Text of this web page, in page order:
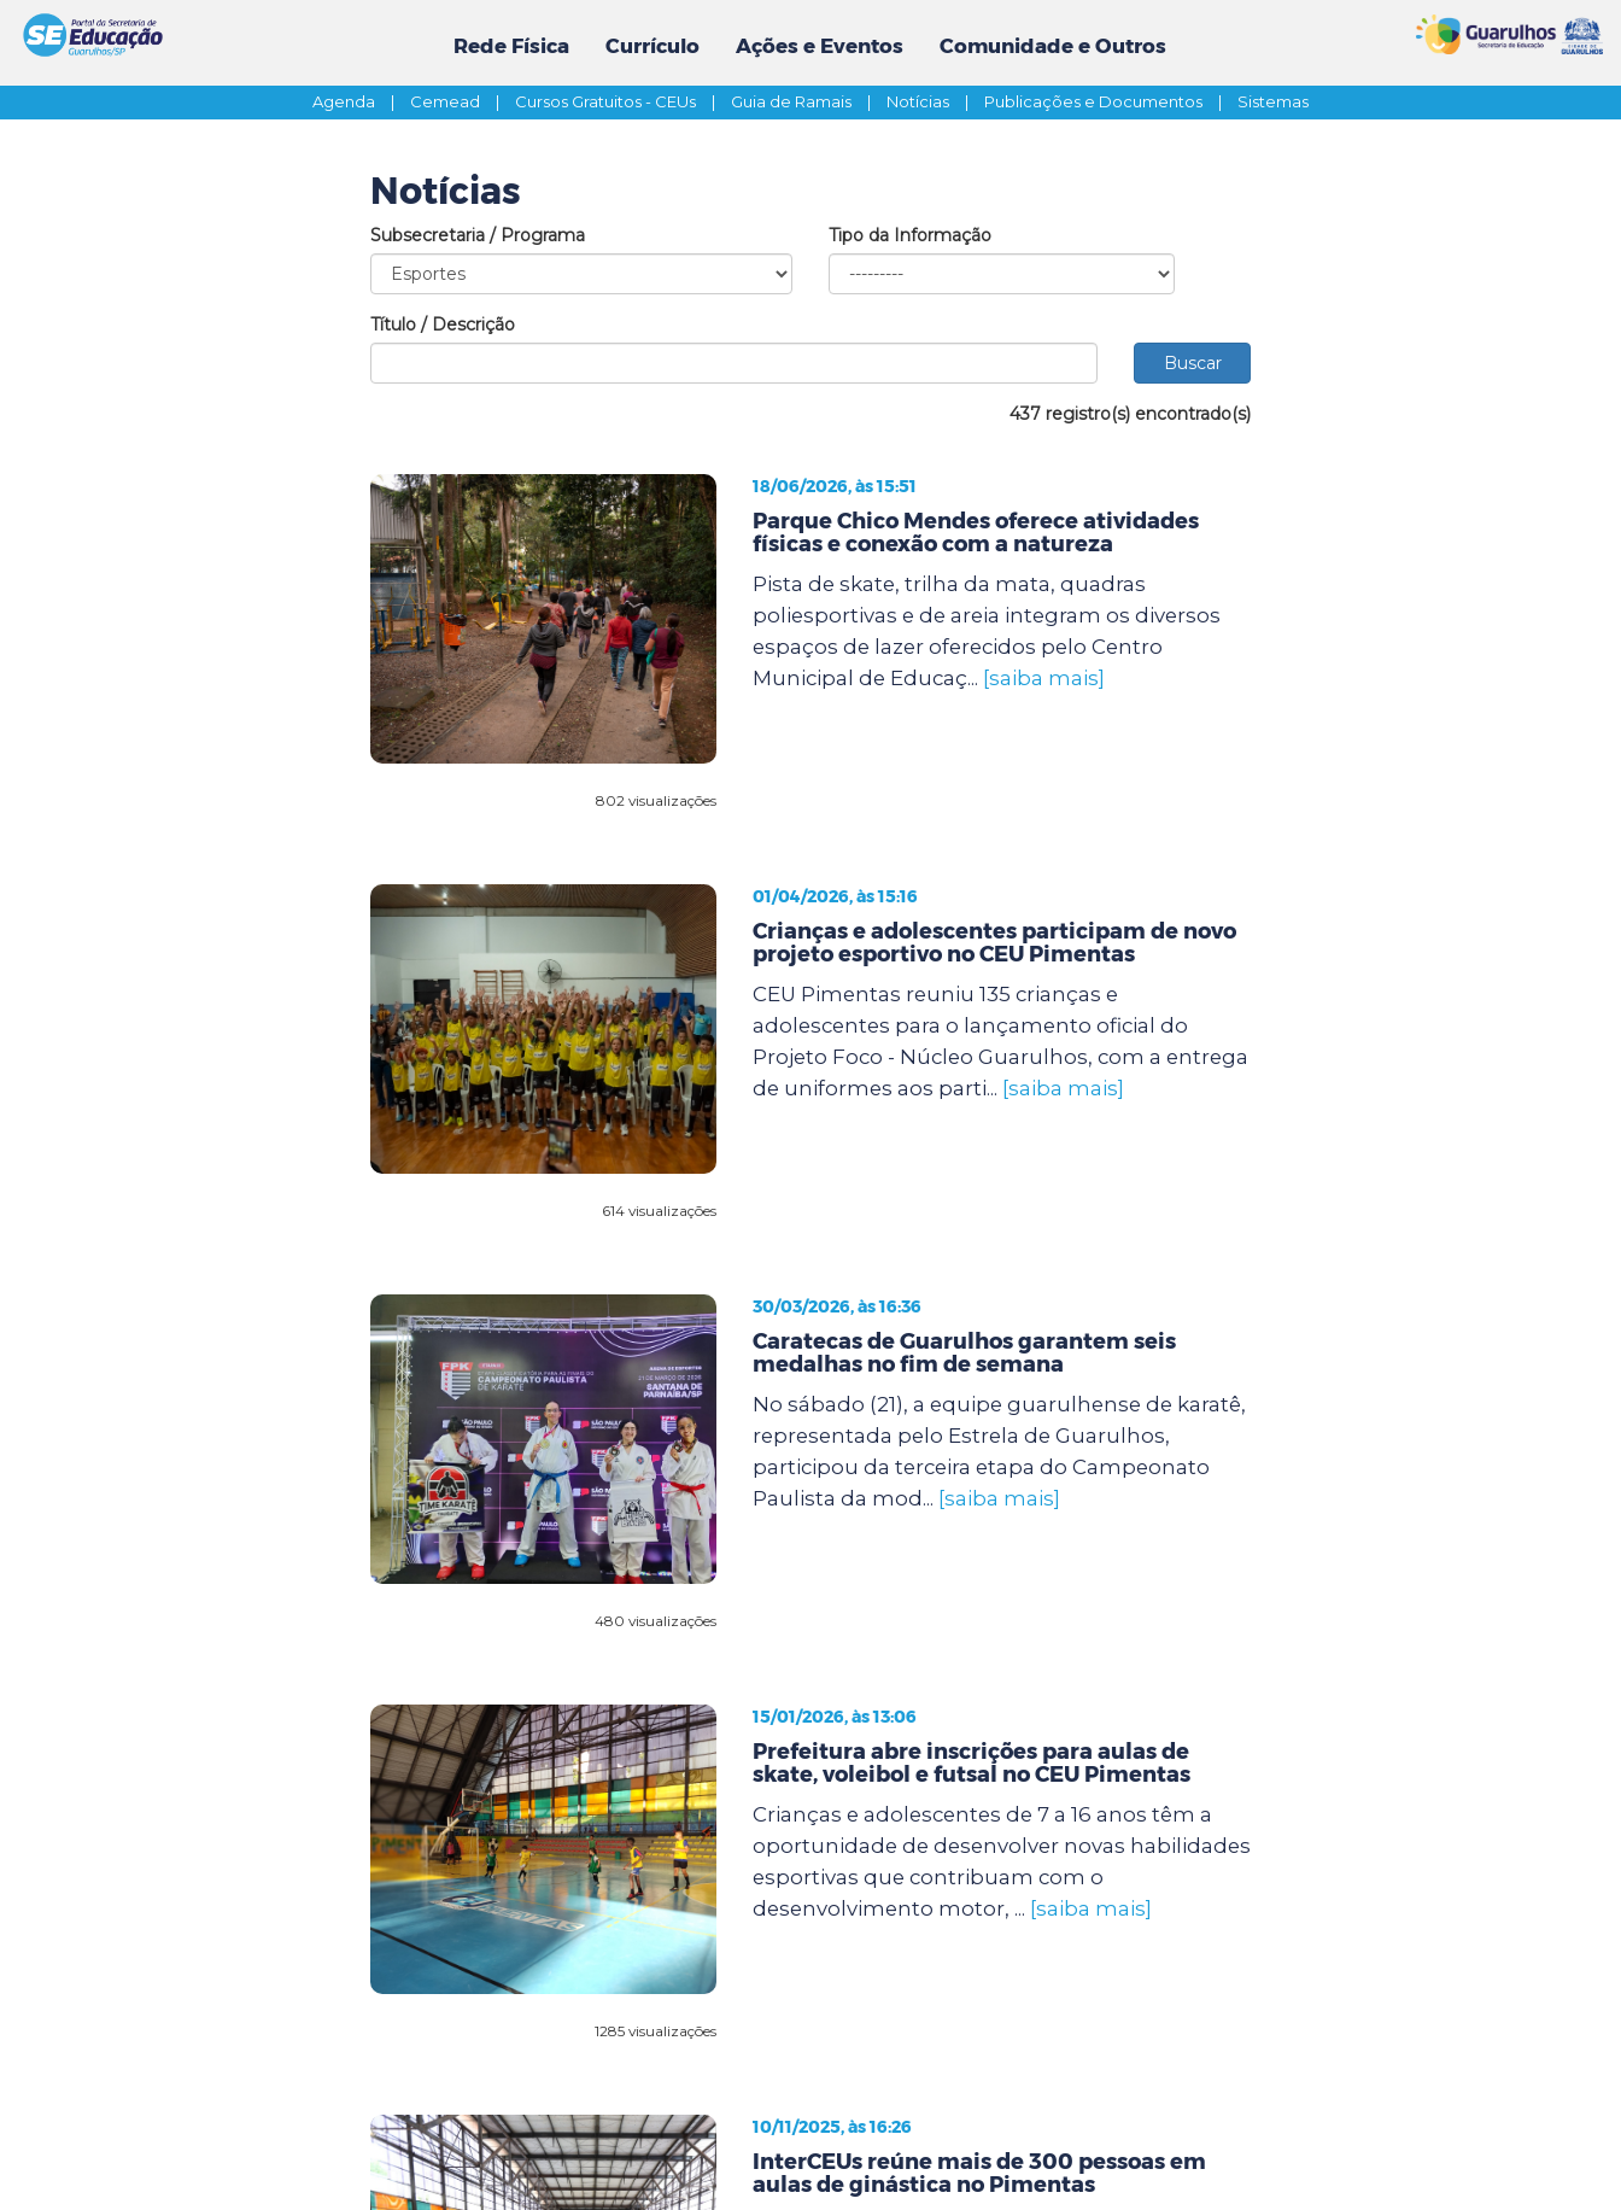
Rede Física Currículo Ações e Eventos Comunidade e Outros
Agenda | Cemead | Cursos Gratuitos - CEUs | Guia de Ramais | Notícias | Publicações e Documentos | Sistemas
Notícias
Subsecretaria / Programa Tipo da Informação
Título / Descrição
437 registro(s) encontrado(s)
802 visualizações
18/06/2026, às 15:51
Parque Chico Mendes oferece atividades
físicas e conexão com a natureza
Pista de skate, trilha da mata, quadras
poliesportivas e de areia integram os diversos
espaços de lazer oferecidos pelo Centro
Municipal de Educaç... [saiba mais]
614 visualizações
01/04/2026, às 15:16
Crianças e adolescentes participam de novo
projeto esportivo no CEU Pimentas
CEU Pimentas reuniu 135 crianças e
adolescentes para o lançamento oficial do
Projeto Foco - Núcleo Guarulhos, com a entrega
de uniformes aos parti... [saiba mais]
480 visualizações
30/03/2026, às 16:36
Caratecas de Guarulhos garantem seis
medalhas no fim de semana
No sábado (21), a equipe guarulhense de karatê,
representada pelo Estrela de Guarulhos,
participou da terceira etapa do Campeonato
Paulista da mod... [saiba mais]
1285 visualizações
15/01/2026, às 13:06
Prefeitura abre inscrições para aulas de
skate, voleibol e futsal no CEU Pimentas
Crianças e adolescentes de 7 a 16 anos têm a
oportunidade de desenvolver novas habilidades
esportivas que contribuam com o
desenvolvimento motor, ... [saiba mais]
10/11/2025, às 16:26
InterCEUs reúne mais de 300 pessoas em
aulas de ginástica no Pimentas